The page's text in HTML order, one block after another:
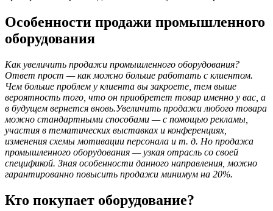
Особенности продажи промышленного
оборудования
Как увеличить продажи промышленного оборудования?
Ответ прост — как можно больше работать с клиентом.
Чем больше проблем у клиента вы закроете, тем выше
вероятность того, что он приобретет товар именно у вас, а
в будущем вернется вновь.Увеличить продажи любого товара
можно стандартными способами ­— с помощью рекламы,
участия в тематических выставках и конференциях,
изменения схемы мотивации персонала и т. д. Но продажа
промышленного оборудования — узкая отрасль со своей
спецификой. Зная особенности данного направления, можно
гарантированно повысить продажи минимум на 20%.
Кто покупает оборудование?